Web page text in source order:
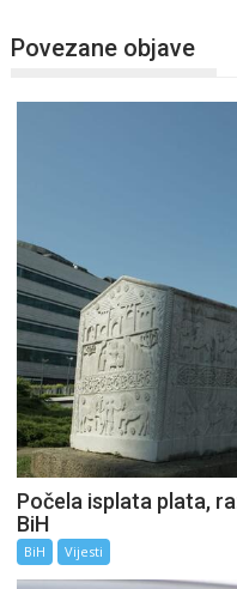
Povezane objave
Počela isplata plata,
BiH
BiH Vijesti